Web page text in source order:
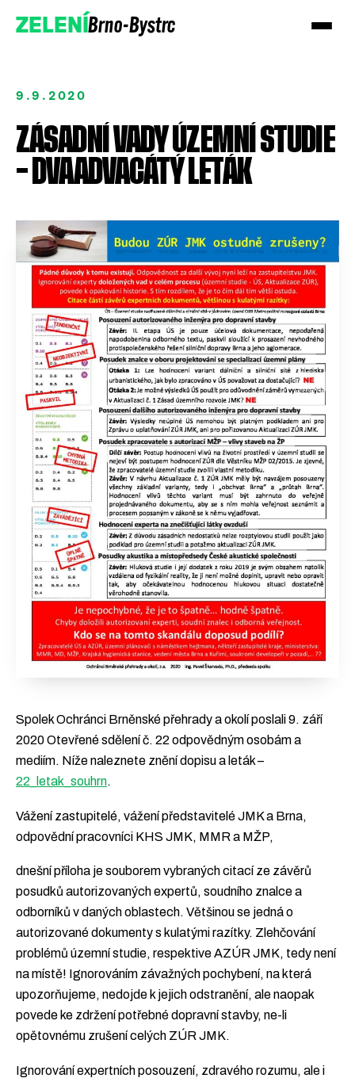
ZELENÍBrno-Bystrc
Podpořte nás
Přidejte se!
9.9.2020
ZÁSADNÍ VADY ÚZEMNÍ STUDIE
– DVAADVACÁTÝ LETÁK
Spolek Ochránci Brněnské přehrady a okolí poslali 9. září
2020 Otevřené sdělení č. 22 odpovědným osobám a
mediím. Níže naleznete znění dopisu a leták –
22_letak_souhrn.
Vážení zastupitelé, vážení představitelé JMK a Brna,
odpovědní pracovníci KHS JMK, MMR a MŽP,
dnešní příloha je souborem vybraných citací ze závěrů
posudků autorizovaných expertů, soudního znalce a
odborníků v daných oblastech. Většinou se jedná o
autorizované dokumenty s kulatými razítky. Zlehčování
problémů územní studie, respektive AZÚR JMK, tedy není
na místě! Ignorováním závažných pochybení, na která
upozorňujeme, nedojde k jejich odstranění, ale naopak
povede ke zdržení potřebné dopravní stavby, ne-li
opětovnému zrušení celých ZÚR JMK.
Ignorování expertních posouzení, zdravého rozumu, ale i